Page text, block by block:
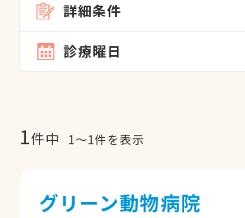
詳細条件
診療曜日
1件中 1〜1件を表示
グリーン動物病院